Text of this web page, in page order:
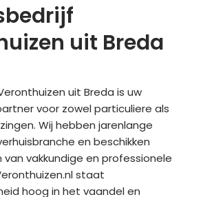
uit Breda
uit Breda is uw
voor zowel particuliere als
Wij hebben jarenlange
en beschikken
vakkundige en professionele
staat
hoog in het vaandel en